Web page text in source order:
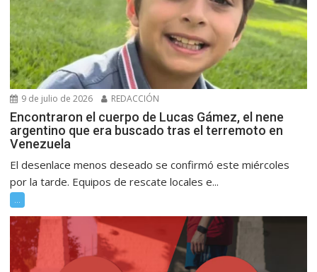
9 de julio de 2026 REDACCIÓN
Encontraron el cuerpo de Lucas Gámez, el nene
argentino que era buscado tras el terremoto en
Venezuela
El desenlace menos deseado se confirmó este miércoles
por la tarde. Equipos de rescate locales e...
...